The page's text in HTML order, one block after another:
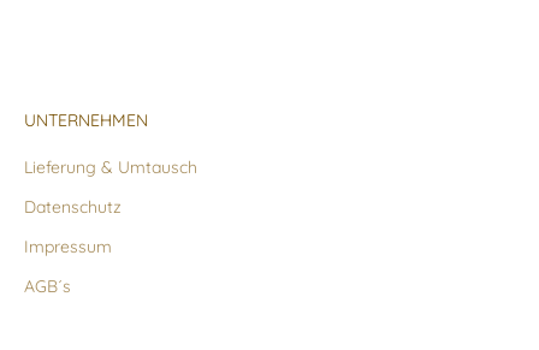
UNTERNEHMEN
Lieferung & Umtausch
Datenschutz
Impressum
AGB´s